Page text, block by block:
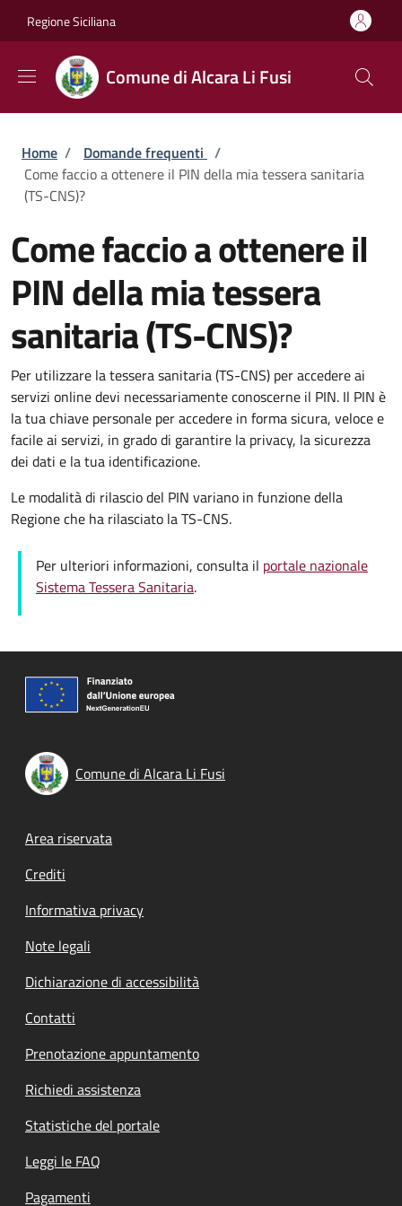
Regione Siciliana
Comune di Alcara Li Fusi
Briciole di pane
Home / Domande frequenti /
Come faccio a ottenere il PIN della mia tessera sanitaria
(TS-CNS)?
Come faccio a ottenere il
PIN della mia tessera
sanitaria (TS-CNS)?
Per utilizzare la tessera sanitaria (TS-CNS) per accedere ai
servizi online devi necessariamente conoscerne il PIN. Il PIN è
la tua chiave personale per accedere in forma sicura, veloce e
facile ai servizi, in grado di garantire la privacy, la sicurezza
dei dati e la tua identificazione.
Le modalità di rilascio del PIN variano in funzione della
Regione che ha rilasciato la TS-CNS.
Per ulteriori informazioni, consulta il portale nazionale
Sistema Tessera Sanitaria.
Comune di Alcara Li Fusi
Footer menu
Area riservata
Crediti
Informativa privacy
Note legali
Dichiarazione di accessibilità
Contatti
Prenotazione appuntamento
Richiedi assistenza
Statistiche del portale
Leggi le FAQ
Pagamenti